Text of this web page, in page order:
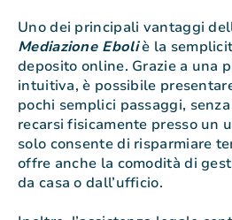
Uno dei principali vantaggi
Mediazione Eboliè la
deposito online. Grazie a una
intuitiva, è possibile
pochi semplici passaggi,
recarsi fisicamente presso un
solo consente di risparmiare
offre anche la comodità di
da casa o dall’ufficio.